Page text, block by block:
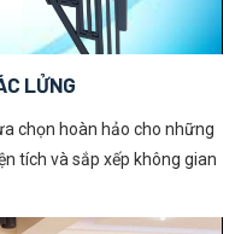
LỬNG
chọn hoàn hảo cho những
tích và sắp xếp không gian
được ưa chuộng trong thiết